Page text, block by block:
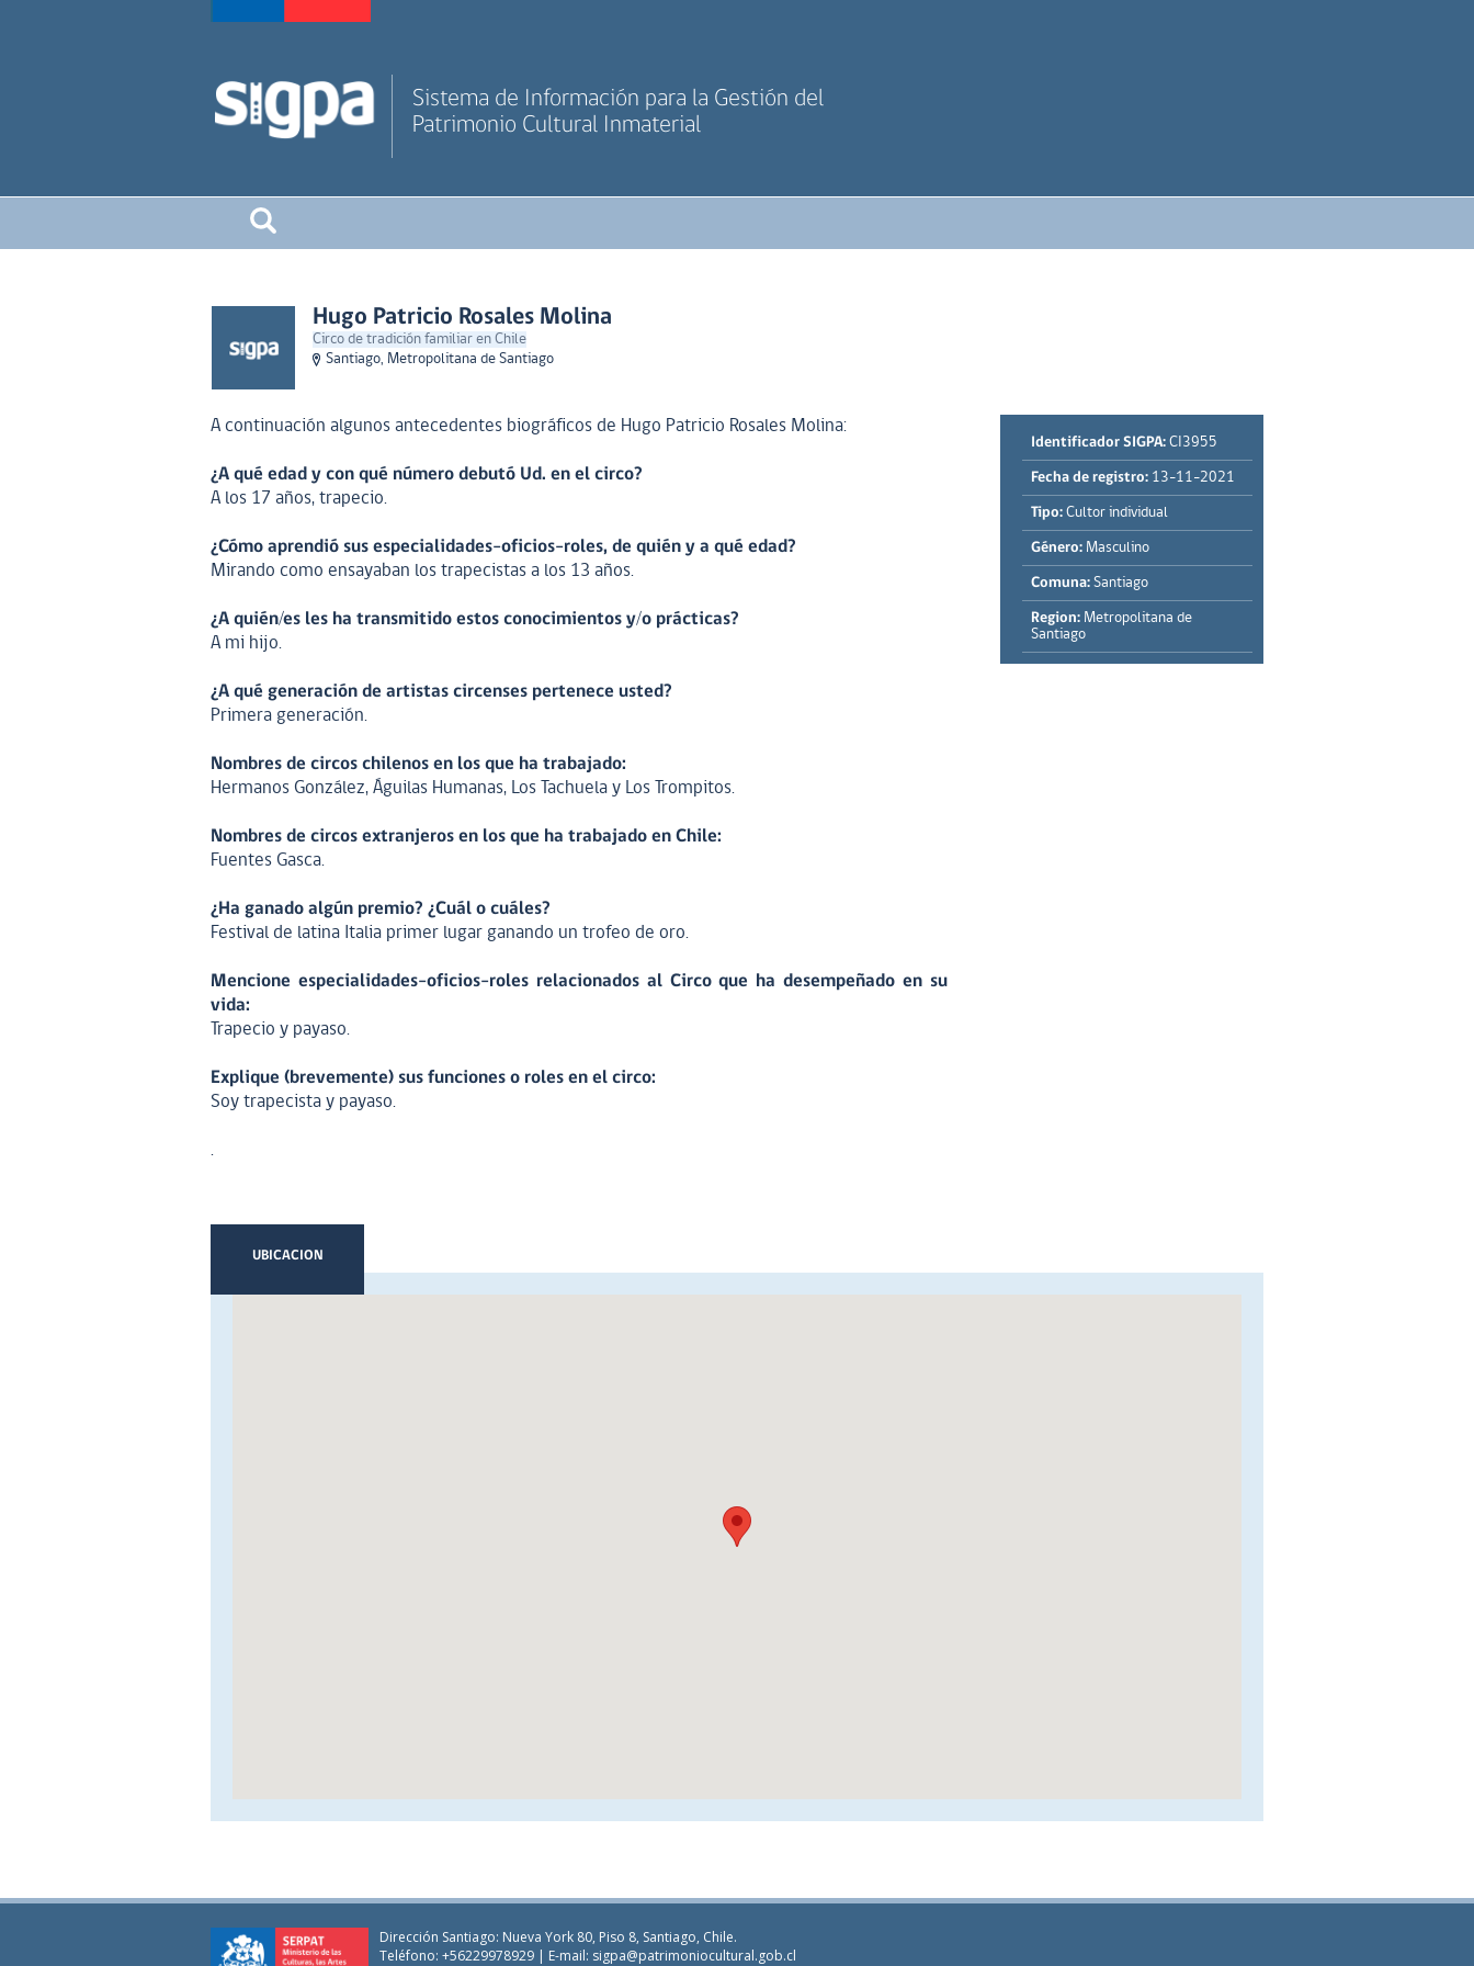
Sistema de Información para la Gestión del
Patrimonio Cultural Inmaterial
Hugo Patricio Rosales Molina
Circo de tradición familiar en Chile
Santiago, Metropolitana de Santiago
A continuación algunos antecedentes biográficos de Hugo Patricio Rosales Molina:
¿A qué edad y con qué número debutó Ud. en el circo?
A los 17 años, trapecio.
¿Cómo aprendió sus especialidades-oficios-roles, de quién y a qué edad?
Mirando como ensayaban los trapecistas a los 13 años.
¿A quién/es les ha transmitido estos conocimientos y/o prácticas?
A mi hijo.
¿A qué generación de artistas circenses pertenece usted?
Primera generación.
Nombres de circos chilenos en los que ha trabajado:
Hermanos González, Águilas Humanas, Los Tachuela y Los Trompitos.
Nombres de circos extranjeros en los que ha trabajado en Chile:
Fuentes Gasca.
¿Ha ganado algún premio? ¿Cuál o cuáles?
Festival de latina Italia primer lugar ganando un trofeo de oro.
Mencione especialidades-oficios-roles relacionados al Circo que ha desempeñado en su
vida:
Trapecio y payaso.
Explique (brevemente) sus funciones o roles en el circo:
Soy trapecista y payaso.
.
Identificador SIGPA: CI3955
Fecha de registro: 13-11-2021
Tipo: Cultor individual
Género: Masculino
Comuna: Santiago
Region: Metropolitana de
Santiago
UBICACION
Dirección Santiago: Nueva York 80, Piso 8, Santiago, Chile.
Teléfono: +56229978929 | E-mail: sigpa@patrimoniocultural.gob.cl